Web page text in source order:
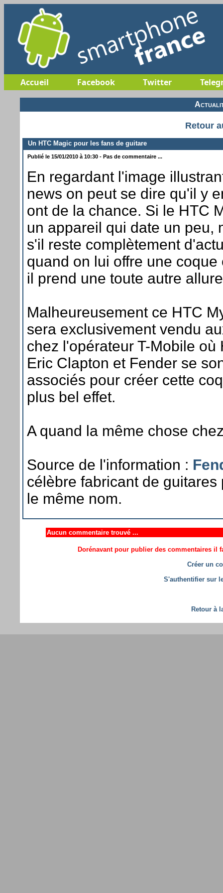
Accueil Facebook Twitter
Retour
Un HTC Magic pour les fans de guitare
Publié le 15/01/2010 à 10:30 - Pas de commentaire ...
En regardant l'image
news on peut se dire qu'il y
ont de la chance. Si le HTC
un appareil qui date un peu,
s'il reste complètement
quand on lui offre une coque
il prend une toute autre
Malheureusement ce HTC
sera exclusivement vendu
chez l'opérateur T-Mobile où
Eric Clapton et Fender se
associés pour créer cette
plus bel effet.
A quand la même chose
Source de l'information :
célèbre fabricant de guitares
le même nom.
Aucun commentaire trouvé ...
Dorénavant pour publier des commentaires il
Créer un
S'authentifier sur
Retour à